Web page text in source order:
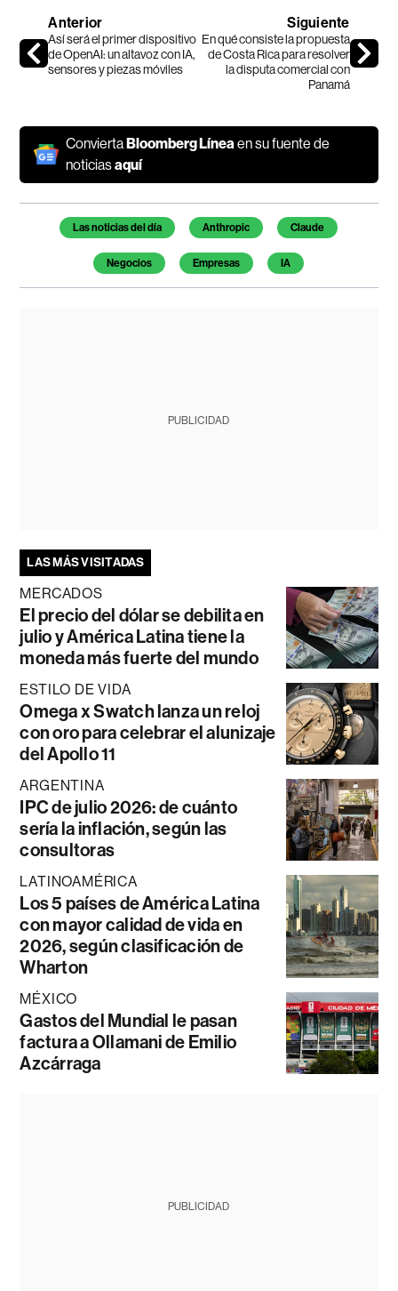
Anterior
Así será el primer dispositivo
de OpenAI: un altavoz con IA,
sensores y piezas móviles
Siguiente
En qué consiste la propuesta
de Costa Rica para resolver
la disputa comercial con
Panamá
ConviertaBloomberg Línea en su fuente de
noticiasaquí
Temas de este artículo
Las noticias del día Anthropic Claude
Negocios Empresas IA
PUBLICIDAD
LAS MÁS VISITADAS
MERCADOS
El precio del dólar se debilita en
julio y América Latina tiene la
moneda más fuerte del mundo
ESTILO DE VIDA
Omega x Swatch lanza un reloj
con oro para celebrar el alunizaje
del Apollo 11
ARGENTINA
IPC de julio 2026: de cuánto
sería la inflación, según las
consultoras
LATINOAMÉRICA
Los 5 países de América Latina
con mayor calidad de vida en
2026, según clasificación de
Wharton
MÉXICO
Gastos del Mundial le pasan
factura a Ollamani de Emilio
Azcárraga
PUBLICIDAD